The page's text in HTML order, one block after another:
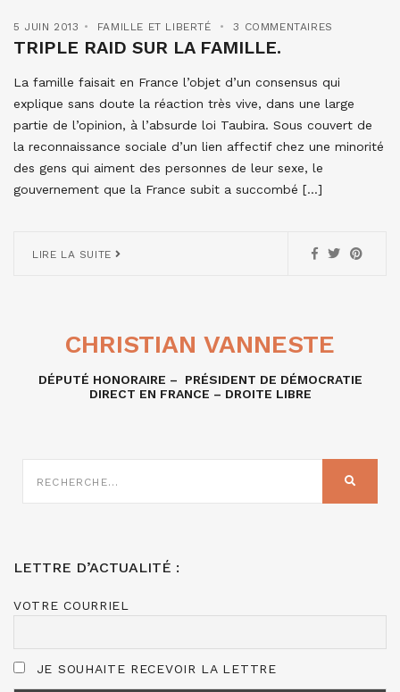
5 JUIN 2013 FAMILLE ET LIBERTÉ 3 COMMENTAIRES
TRIPLE RAID SUR LA FAMILLE.
La famille faisait en France l’objet d’un consensus qui
explique sans doute la réaction très vive, dans une large
partie de l’opinion, à l’absurde loi Taubira. Sous couvert de
la reconnaissance sociale d’un lien affectif chez une minorité
des gens qui aiment des personnes de leur sexe, le
gouvernement que la France subit a succombé […]
LIRE LA SUITE
CHRISTIAN VANNESTE
DÉPUTÉ HONORAIRE – PRÉSIDENT DE DÉMOCRATIE
DIRECT EN FRANCE – DROITE LIBRE
RECHERCHE
SUR
LETTRE D’ACTUALITÉ :
VOTRE COURRIEL
JE SOUHAITE RECEVOIR LA LETTRE